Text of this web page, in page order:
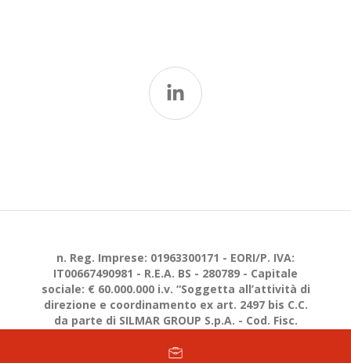
n. Reg. Imprese: 01963300171 - EORI/P. IVA:
IT00667490981 - R.E.A. BS - 280789 - Capitale
sociale: € 60.000.000 i.v. “Soggetta all’attività di
direzione e coordinamento ex art. 2497 bis C.C.
da parte di SILMAR GROUP S.p.A. - Cod. Fisc.